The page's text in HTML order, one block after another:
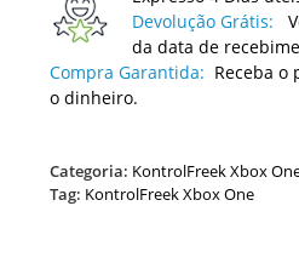
Devolução Grátis:
da data de
Compra Garantida: Receba o
o dinheiro.
Categoria: KontrolFreek Xbox
Tag: KontrolFreek Xbox One